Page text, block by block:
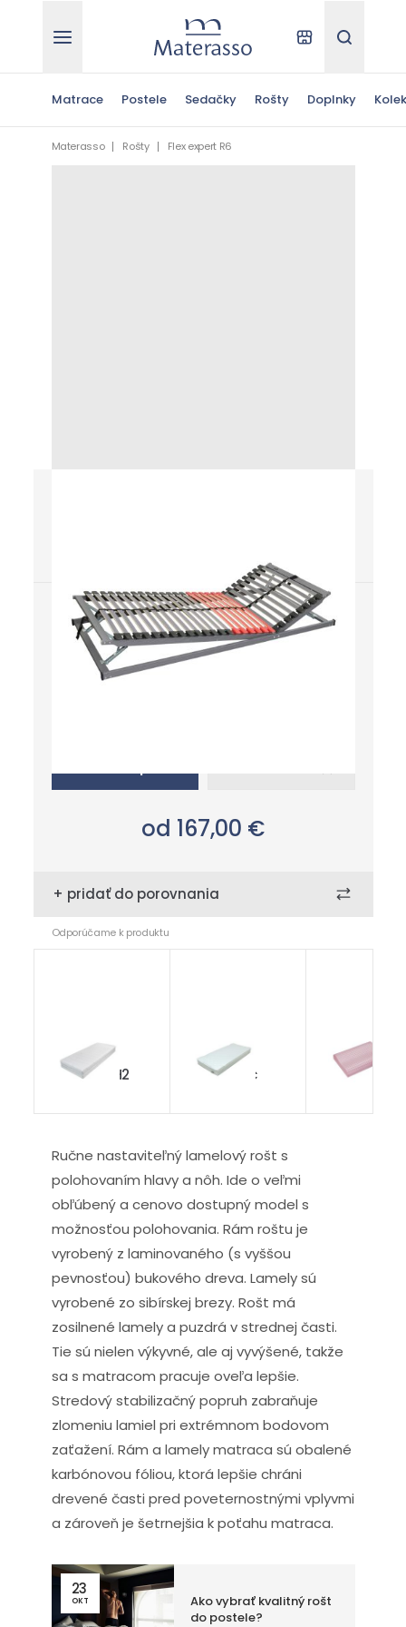
Materasso Kde kúpiťHľadať
Matrace Postele Sedačky Rošty Doplnky
Materasso Rošty Flex expert R6
Masív
Nie
Elektrický pohon
Nie
od 167,00 €
+ pridať do porovnania
Odporúčame k produktu
ALTEZA
TALALAY H2
chránič
Domestic
Paris
Ručne nastaviteľný lamelový rošt s
polohovaním hlavy a nôh. Ide o veľmi
obľúbený a cenovo dostupný model s
možnosťou polohovania. Rám roštu je
vyrobený z laminovaného (s vyššou
pevnosťou) bukového dreva. Lamely sú
vyrobené zo sibírskej brezy. Rošt má
zosilnené lamely a puzdrá v strednej časti.
Tie sú nielen výkyvné, ale aj vyvýšené, takže
sa s matracom pracuje oveľa lepšie.
Stredový stabilizačný popruh zabraňuje
zlomeniu lamiel pri extrémnom bodovom
zaťažení. Rám a lamely matraca sú obalené
karbónovou fóliou, ktorá lepšie chráni
drevené časti pred poveternostnými vplyvmi
a zároveň je šetrnejšia k poťahu matraca.
23
OKT
Ako vybrať kvalitný rošt
do postele?